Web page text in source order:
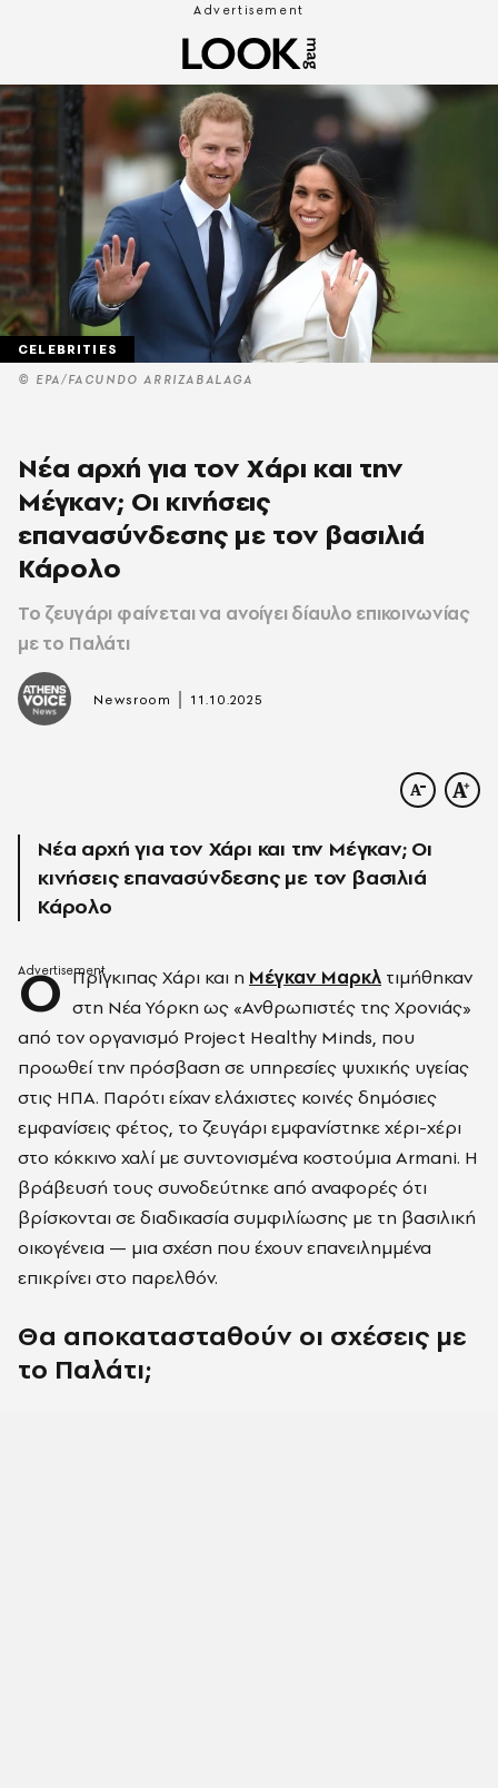
© EPA/FACUNDO ARRIZABALAGA
CELEBRITIES
Νέα αρχή για τον Χάρι και την
Μέγκαν; Οι κινήσεις
επανασύνδεσης με τον βασιλιά
Κάρολο
Το ζευγάρι φαίνεται να ανοίγει δίαυλο επικοινωνίας
με το Παλάτι
Newsroom 11.10.2025
Νέα αρχή για τον Χάρι και την Μέγκαν; Οι
κινήσεις επανασύνδεσης με τον βασιλιά
Κάρολο
Ο Πρίγκιπας Χάρι και η Μέγκαν Μαρκλ τιμήθηκαν
στη Νέα Υόρκη ως «Ανθρωπιστές της Χρονιάς»
από τον οργανισμό Project Healthy Minds, που
προωθεί την πρόσβαση σε υπηρεσίες ψυχικής υγείας
στις ΗΠΑ. Παρότι είχαν ελάχιστες κοινές δημόσιες
εμφανίσεις φέτος, το ζευγάρι εμφανίστηκε χέρι-χέρι
στο κόκκινο χαλί με συντονισμένα κοστούμια Armani. Η
βράβευσή τους συνοδεύτηκε από αναφορές ότι
βρίσκονται σε διαδικασία συμφιλίωσης με τη βασιλική
οικογένεια — μια σχέση που έχουν επανειλημμένα
επικρίνει στο παρελθόν.
Θα αποκατασταθούν οι σχέσεις με
το Παλάτι;